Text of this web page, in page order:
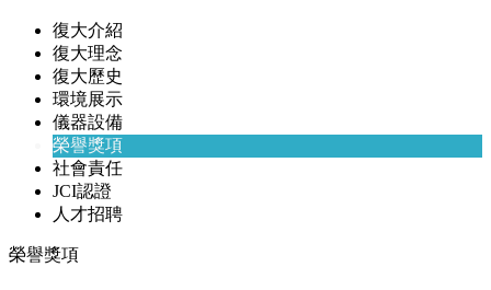
復大介紹
復大理念
復大歷史
環境展示
儀器設備
榮譽獎項
社會責任
JCI認證
人才招聘
榮譽獎項